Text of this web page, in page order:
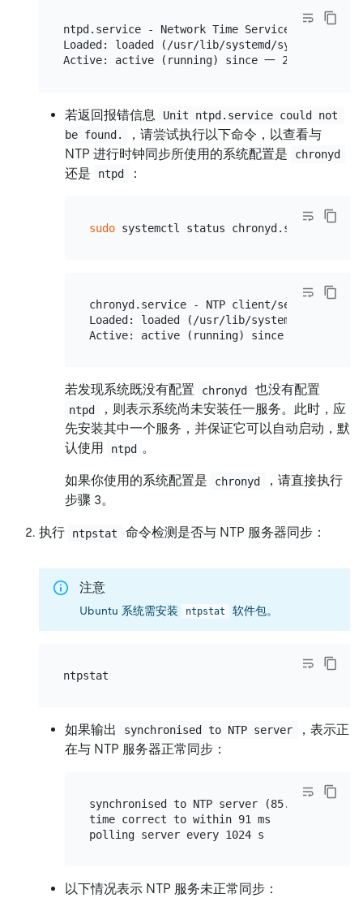
ntpd.service - Network Time Service
Loaded: loaded (/usr/lib/systemd/system/
若返回报错信息
Unit ntpd.service could not
be found.
，请尝试执行以下命令，以查看与
NTP 进行时钟同步所使用的系统配置是
chronyd
还是 ntpd ：
sudo
chronyd.service - NTP client/server
Loaded: loaded (/usr/lib/systemd/system/
若发现系统既没有配置 chronyd 也没有配置
ntpd
，则表示系统尚未安装任一服务。此时，应
先安装其中一个服务，并保证它可以自动启动，默
认使用
ntpd 。
如果你使用的系统配置是 chronyd
，请直接执行
步骤 3。
执行 ntpstat 命令检测是否与 NTP 服务器同步：
注意
Ubuntu 系统需安装 ntpstat 软件包。
如果输出 synchronised to NTP server
，表示正
在与 NTP 服务器正常同步：
synchronised to NTP server
time correct to within 91 ms
以下情况表示 NTP 服务未正常同步：